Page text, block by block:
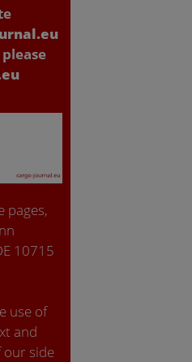
pages,
10715
use of
and
side